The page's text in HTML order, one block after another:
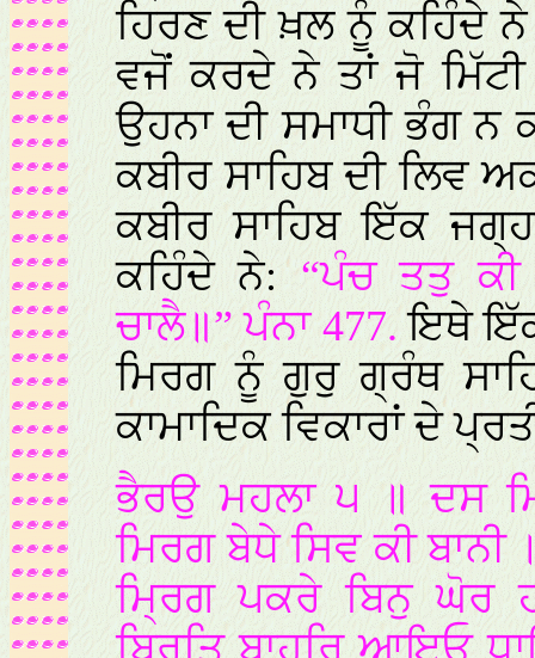
ਹਿਰਣ ਦੀ ਖ਼ਲ ਨੂੰ ਕਹਿੰਦੇ
ਵਜੋਂ ਕਰਦੇ ਨੇ ਤਾਂ ਜੋ
ਉਹਨਾ ਦੀ ਸਮਾਧੀ ਭੰਗ
ਕਬੀਰ ਸਾਹਿਬ ਦੀ ਲਿਵ
ਕਬੀਰ ਸਾਹਿਬ ਇੱਕ
ਕਹਿੰਦੇ ਨੇ:“ਪੰਚ ਤਤੁ ਕੀ
ਚਾਲੈ॥” ਪੰਨਾ 477.ਇਥੇ
ਮਿਰਗ ਨੂੰ ਗੁਰੁ ਗ੍ਰੰਥ
ਕਾਮਾਦਿਕ ਵਿਕਾਰਾਂ ਦੇ
ਭੈਰਉ ਮਹਲਾ ੫ ॥ ਦਸ
ਮਿਰਗ ਬੇਧੇ ਸਿਵ ਕੀ
ਮ੍ਰਿਗ ਪਕਰੇ ਬਿਨੁ ਘੋਰ
ਬਿਰਤਿ ਬਾਹਰਿ ਆਇਓ